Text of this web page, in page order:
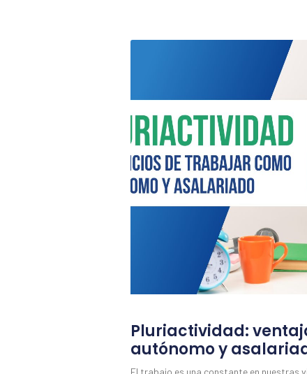
Pluriactividad:
autónomo y
El trabajo es una constante en nuestras